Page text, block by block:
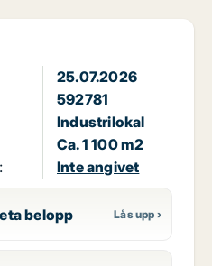
25.07.2026
592781
Industrilokal
Ca. 1 100 m2
Inte angivet
belopp